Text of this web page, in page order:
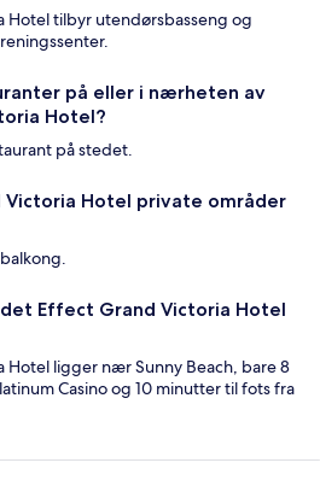
Hotel tilbyr utendørsbasseng og
på eller i nærheten av
Hotel?
på stedet.
Victoria Hotel private områder
Effect Grand Victoria Hotel
Hotel ligger nær Sunny Beach, bare 8
Casino og 10 minutter til fots fra